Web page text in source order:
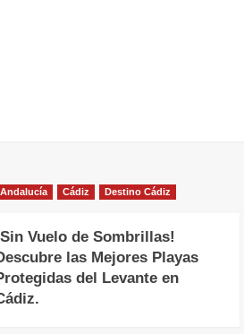
Andalucía Cádiz Destino Cádiz
Vuelo de Sombrillas!
las Mejores Playas
del Levante en